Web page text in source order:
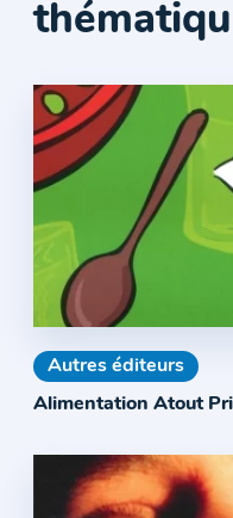
Autres éditeurs
Alimentation Atout